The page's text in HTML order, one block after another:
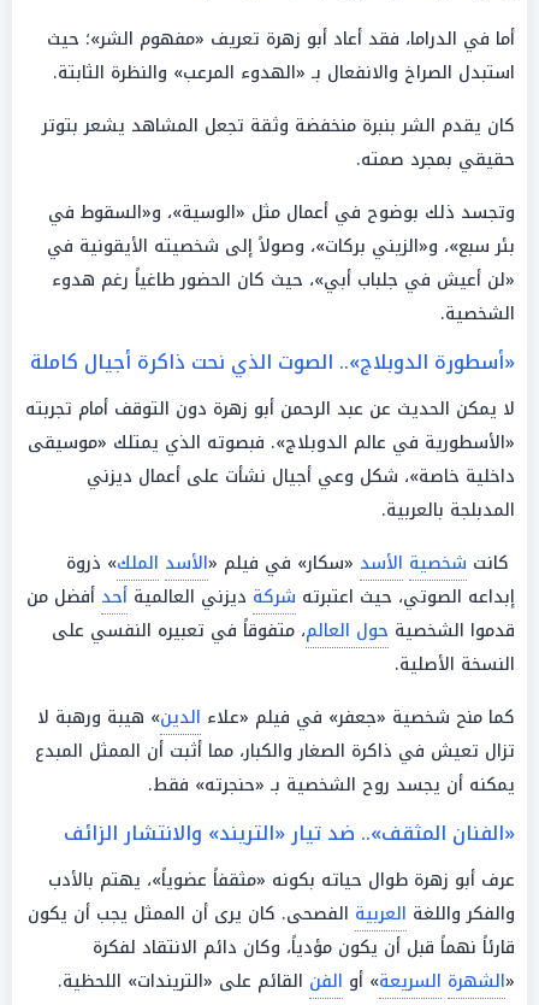
أما في الدراما، فقد أعاد أبو زهرة تعريف «مفهوم الشر»؛ حيث
استبدل الصراخ والانفعال بـ «الهدوء المرعب» والنظرة الثابتة.
كان يقدم الشر بنبرة منخفضة وثقة تجعل المشاهد يشعر بتوتر
حقيقي بمجرد صمته.
وتجسد ذلك بوضوح في أعمال مثل «الوسية»، و«السقوط في
بئر سبع»، و«الزيني بركات»، وصولاً إلى شخصيته الأيقونية في
«لن أعيش في جلباب أبي»، حيث كان الحضور طاغياً رغم هدوء
الشخصية.
«أسطورة الدوبلاج».. الصوت الذي نحت ذاكرة أجيال كاملة
لا يمكن الحديث عن عبد الرحمن أبو زهرة دون التوقف أمام تجربته
«الأسطورية في عالم الدوبلاج». فبصوته الذي يمتلك «موسيقى
داخلية خاصة»، شكل وعي أجيال نشأت على أعمال ديزني
المدبلجة بالعربية.
كانت شخصية الأسد «سكار» في فيلم «الأسد الملك» ذروة
إبداعه الصوتي، حيث اعتبرته شركة ديزني العالمية أحد أفضل من
قدموا الشخصية حول العالم، متفوقاً في تعبيره النفسي على
النسخة الأصلية.
كما منح شخصية «جعفر» في فيلم «علاء الدين» هيبة ورهبة لا
تزال تعيش في ذاكرة الصغار والكبار، مما أثبت أن الممثل المبدع
يمكنه أن يجسد روح الشخصية بـ «حنجرته» فقط.
«الفنان المثقف».. ضد تيار «التريند» والانتشار الزائف
عرف أبو زهرة طوال حياته بكونه «مثقفاً عضوياً»، يهتم بالأدب
والفكر واللغة العربية الفصحى. كان يرى أن الممثل يجب أن يكون
قارئاً نهماً قبل أن يكون مؤدياً، وكان دائم الانتقاد لفكرة
«الشهرة السريعة» أو الفن القائم على «التريندات» اللحظية.